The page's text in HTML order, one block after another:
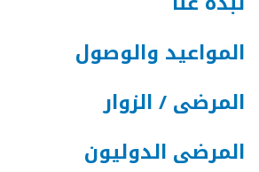
المواعيد والوصول
المرضى / الزوار
المرضى الدوليون